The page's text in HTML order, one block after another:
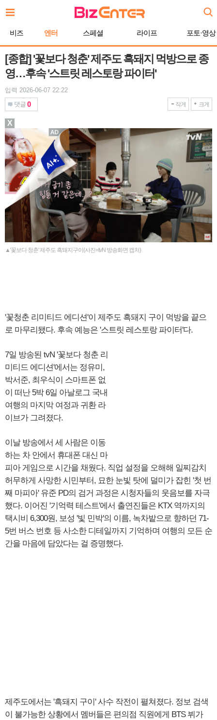
문
기
비즈 엔터 스페셜 라이프 포토·영상
[종합] '꽃보다 청춘' 제주도 흑돼지 먹방으로 종
영…후속 '스트릿 레스토랑 파이터'
입력 2026-06-07 22:22
댓글 0 작게 크게
▲'꽃보다 청춘' 제주도 흑돼지구이(사진=tvN 방송화면 캡처)
'꽃청춘 리미티드 에디션'이 제주도 흑돼지 구이 먹방을 끝으
로 마무리됐다. 후속 예능은 '스트릿 레스토랑 파이터'다.
7일 방송된 tvN '꽃보다 청춘 리
미티드 에디션'에서는 정유미,
박서준, 최우식이 스마트폰 없
이 떠난 5박 6일 아날로그 국내
여행의 마지막 여정과 귀환 라
이브가 그려졌다.
이날 방송에서 세 사람은 이동
하는 차 안에서 휴대폰 대신 마
피아 게임으로 시간을 채웠다. 직업 설정을 오해해 일찌감치
허무하게 사망한 시민부터, 묘한 눈빛 탓에 덜미가 잡힌 '첫 번
째 마피아' 유준 PD의 검거 과정은 시청자들의 웃음보를 자극
했다. 이어진 '기억력 테스트'에서 출연진들은 KTX 역까지의
택시비 6,300원, 보성 '빛 민박'의 이름, 녹차밭으로 향하던 71-
5번 버스 번호 등 사소한 디테일까지 기억하며 여행의 모든 순
간을 마음에 담았다는 걸 증명했다.
제주도에서는 '흑돼지 구이' 사수 작전이 펼쳐졌다. 정보 검색
이 불가능한 상황에서 멤버들은 편의점 직원에게 BTS 뷔가
X